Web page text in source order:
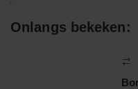
Onlangs bekeken: